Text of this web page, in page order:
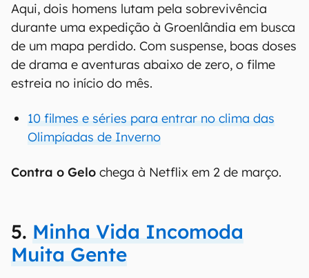
Aqui, dois homens lutam pela sobrevivência
durante uma expedição à Groenlândia em busca
de um mapa perdido. Com suspense, boas doses
de drama e aventuras abaixo de zero, o filme
estreia no início do mês.
10 filmes e séries para entrar no clima das
Olimpíadas de Inverno
Contra o Gelo chega à Netflix em 2 de março.
5. Minha Vida Incomoda
Muita Gente